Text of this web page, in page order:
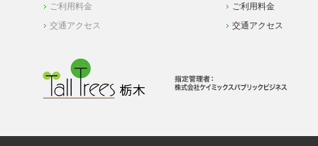
ご利用料金
交通アクセス
ご利用料金
交通アクセス